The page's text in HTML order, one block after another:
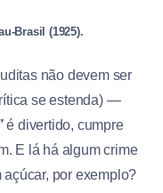
Brasil (1925).
não devem ser
se estenda) —
é divertido, cumpre
E lá há algum crime
por exemplo?